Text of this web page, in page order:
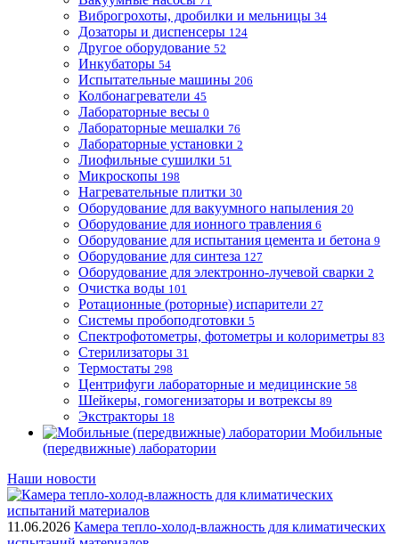
Виброгрохоты, дробилки и мельницы 34
Дозаторы и диспенсеры 124
Другое оборудование 52
Инкубаторы 54
Испытательные машины 206
Колбонагреватели 45
Лабораторные весы 0
Лабораторные мешалки 76
Лабораторные установки 2
Лиофильные сушилки 51
Микроскопы 198
Нагревательные плитки 30
Оборудование для вакуумного напыления 20
Оборудование для ионного травления 6
Оборудование для испытания цемента и бетона 9
Оборудование для синтеза 127
Оборудование для электронно-лучевой сварки 2
Очистка воды 101
Ротационные (роторные) испарители 27
Системы пробоподготовки 5
Спектрофотометры, фотометры и колориметры 83
Стерилизаторы 31
Термостаты 298
Центрифуги лабораторные и медицинские 58
Шейкеры, гомогенизаторы и вотрексы 89
Экстракторы 18
Мобильные
(передвижные) лаборатории
Наши новости
11.06.2026 Камера тепло-холод-влажность для климатических